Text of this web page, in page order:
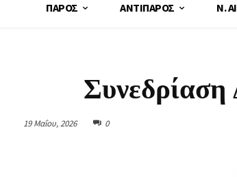
ΠΆΡΟΣ ΑΝΤΊΠΑΡΟΣ Ν.
19 Μαΐου, 2026 0